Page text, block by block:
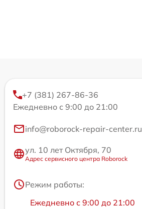
+7 (381) 267-86-36
Ежедневно с 9:00 до 21:00
info@roborock-repair-center.ru
ул. 10 лет Октября, 70
Адрес сервисного центра Roborock
Режим работы:
Ежедневно с 9:00 до 21:00